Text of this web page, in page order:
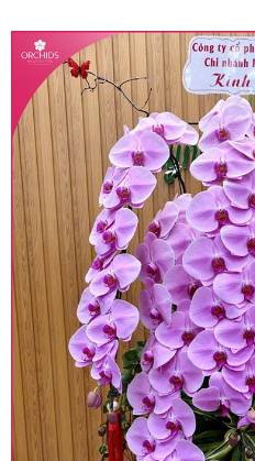
• Giá trên được miễn
miễn phí in thiệp -
hàng.
• Beautiful Orchids liên
trên toàn quốc để phục
khu vực sẽ có mức giá
phí mặt bằng, nguyên vật
thay đổi so với giá niêm
hàng ở Tỉnh thành khác
giá trước khi đặt hàng,
chính xác khi có địa chỉ